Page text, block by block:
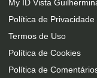
My ID Vista
Política de Privacidade
Termos de Uso
Política de Cookies
Política de